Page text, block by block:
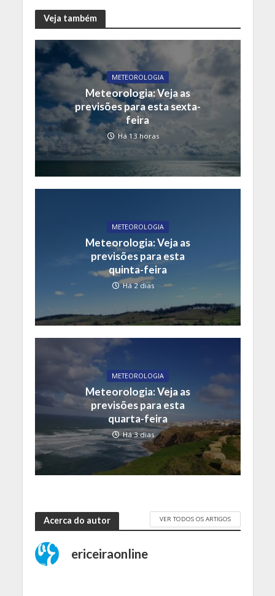
Veja também
METEOROLOGIA
Meteorologia: Veja as
previsões para esta sexta-
feira
Há 13 horas
METEOROLOGIA
Meteorologia: Veja as
previsões para esta
quinta-feira
Há 2 dias
METEOROLOGIA
Meteorologia: Veja as
previsões para esta
quarta-feira
Há 3 dias
Acerca do autor VER TODOS OS ARTIGOS
ericeiraonline